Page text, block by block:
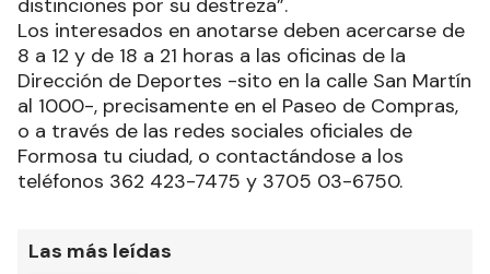
distinciones por su destreza”.
Los interesados en anotarse deben acercarse de
8 a 12 y de 18 a 21 horas a las oficinas de la
Dirección de Deportes -sito en la calle San Martín
al 1000-, precisamente en el Paseo de Compras,
o a través de las redes sociales oficiales de
Formosa tu ciudad, o contactándose a los
teléfonos 362 423-7475 y 3705 03-6750.
Las más leídas